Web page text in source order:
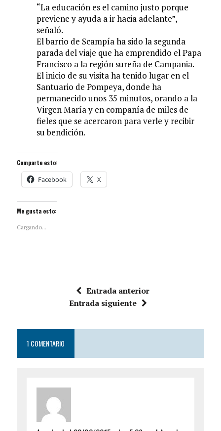
“La educación es el camino justo porque
previene y ayuda a ir hacia adelante”,
señaló.
El barrio de Scampía ha sido la segunda
parada del viaje que ha emprendido el Papa
Francisco a la región sureña de Campania.
El inicio de su visita ha tenido lugar en el
Santuario de Pompeya, donde ha
permanecido unos 35 minutos, orando a la
Virgen María y en compañía de miles de
fieles que se acercaron para verle y recibir
su bendición.
Comparte esto:
Facebook X
Me gusta esto:
Cargando...
Entrada anterior
Entrada siguiente
1 COMENTARIO